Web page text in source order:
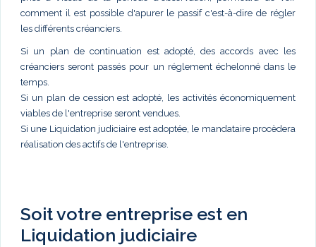
comment il est possible d'apurer le passif c'est-à-dire de régler
les différents créanciers.
Si un plan de continuation est adopté, des accords avec les
créanciers seront passés pour un réglement échelonné dans le
temps.
Si un plan de cession est adopté, les activités économiquement
viables de l'entreprise seront vendues.
Si une Liquidation judiciaire est adoptée, le mandataire procèdera
réalisation des actifs de l'entreprise.
Soit votre entreprise est en
Liquidation judiciaire